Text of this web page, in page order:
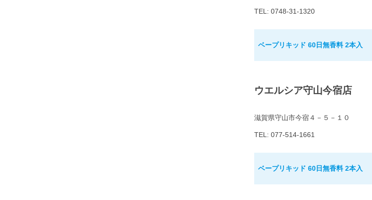
TEL: 0748-31-1320
ベープリキッド 60日無香料 2本入
ウエルシア守山今宿店
滋賀県守山市今宿４－５－１０
TEL: 077-514-1661
ベープリキッド 60日無香料 2本入